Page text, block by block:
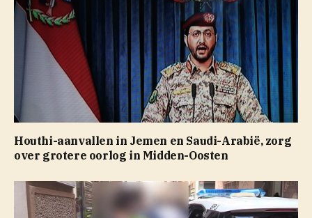
Houthi-aanvallen in Jemen en Saudi-Arabië, zorg
over grotere oorlog in Midden-Oosten